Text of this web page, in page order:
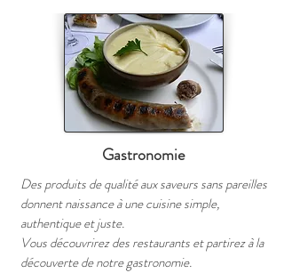
Gastronomie
Des produits de qualité aux saveurs sans pareilles
donnent naissance à une cuisine simple,
authentique et juste.
Vous découvrirez des restaurants et partirez à la
découverte de notre gastronomie.